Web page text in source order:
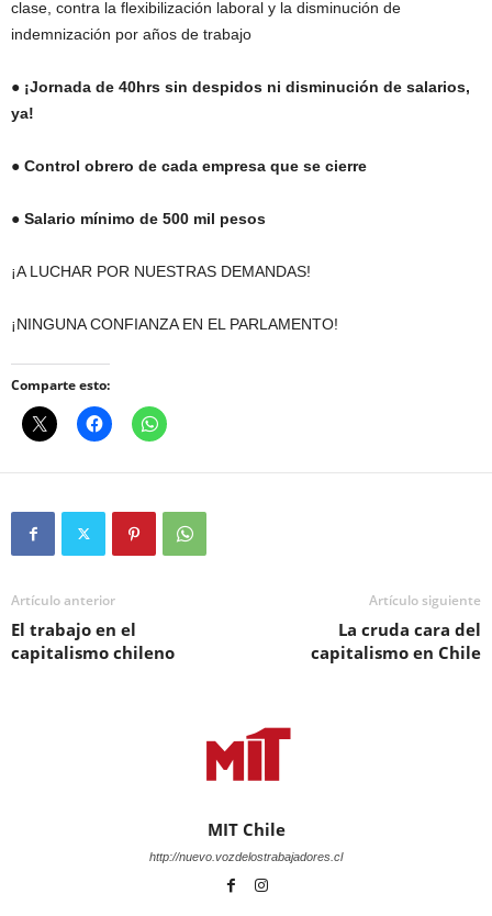
clase, contra la flexibilización laboral y la disminución de
indemnización por años de trabajo
● ¡Jornada de 40hrs sin despidos ni disminución de salarios,
ya!
● Control obrero de cada empresa que se cierre
● Salario mínimo de 500 mil pesos
¡A LUCHAR POR NUESTRAS DEMANDAS!
¡NINGUNA CONFIANZA EN EL PARLAMENTO!
Comparte esto:
Artículo anterior
El trabajo en el
capitalismo chileno
Artículo siguiente
La cruda cara del
capitalismo en Chile
MIT Chile
http://nuevo.vozdelostrabajadores.cl